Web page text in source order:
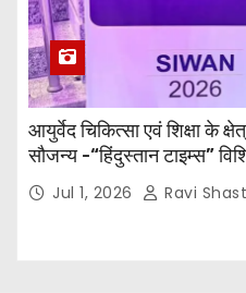
आयुर्वेद चिकित्सा एवं शिक्षा के
सौजन्य -“हिंदुस्तान टाइम्स”
विवेक रंजन मैत्रेय (भा०प्र०
(भा०पु०से०) सिविल सर्जन,
Jul 1, 2026 Ravi